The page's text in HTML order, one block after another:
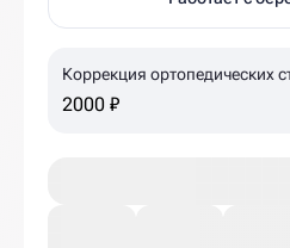
Коррекция ортопедических
2000 ₽